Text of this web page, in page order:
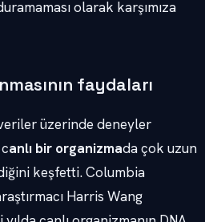
olarak karşımıza
faydaları
üzerinde deneyler
anlı bir organizmada çok uzun
keşfetti. Columbia
Harris Wang